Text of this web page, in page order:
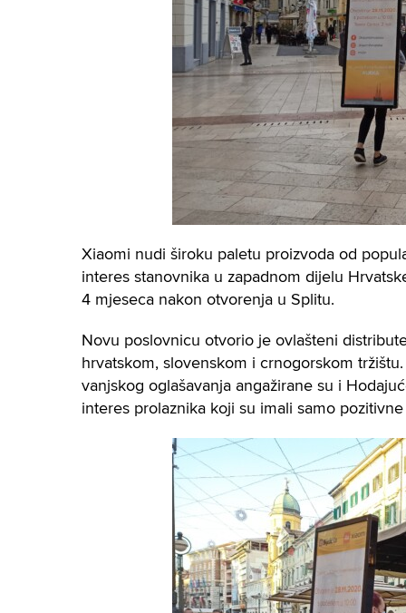
Xiaomi nudi široku paletu proizvoda od
interes stanovnika u zapadnom dijelu
4 mjeseca nakon otvorenja u Splitu.
Novu poslovnicu otvorio je ovlašteni
hrvatskom, slovenskom i crnogorskom
vanjskog oglašavanja angažirane su i
interes prolaznika koji su imali samo